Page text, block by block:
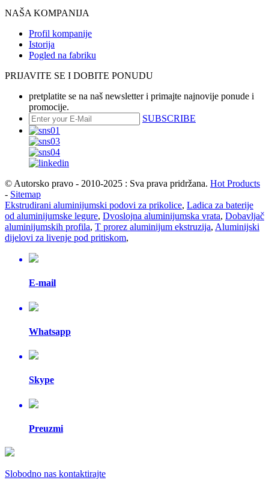
NAŠA KOMPANIJA
Profil kompanije
Istorija
Pogled na fabriku
PRIJAVITE SE I DOBITE PONUDU
pretplatite se na naš newsletter i primajte najnovije ponude i
promocije.
SUBSCRIBE
© Autorsko pravo - 2010-2025 : Sva prava pridržana. Hot Products
- Sitemap
Ekstrudirani aluminijumski podovi za prikolice, Ladica za baterije
od aluminijumske legure, Dvoslojna aluminijumska vrata, Dobavljač
aluminijumskih profila, T prorez aluminijum ekstruzija, Aluminijski
dijelovi za livenje pod pritiskom,
E-mail
Whatsapp
Skype
Preuzmi
Slobodno nas kontaktirajte